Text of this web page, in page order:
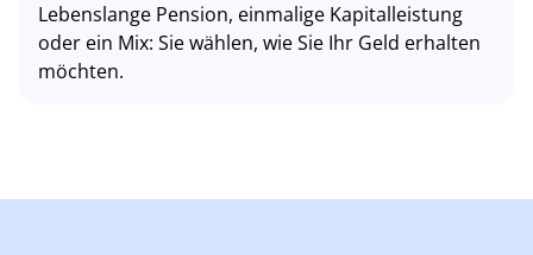
Lebenslange Pension, einmalige Kapitalleistung
oder ein Mix: Sie wählen, wie Sie Ihr Geld erhalten
möchten.